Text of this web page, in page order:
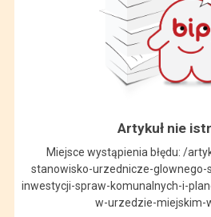
Artykuł nie
Miejsce wystąpienia błędu: /
stanowisko-urzednicze-
inwestycji-spraw-komunalnych-i-
w-urzedzie-miejskim-